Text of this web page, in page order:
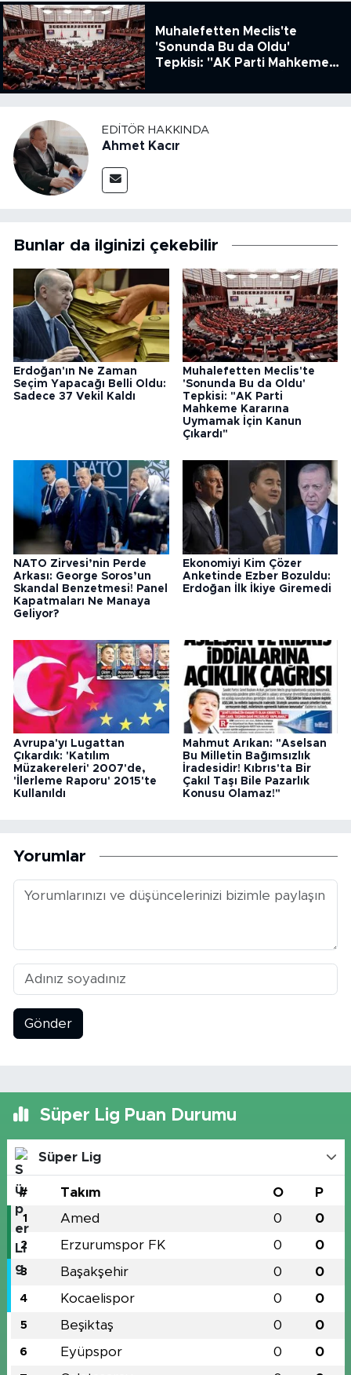
Muhalefetten Meclis'te
'Sonunda Bu da Oldu'
Tepkisi: "AK Parti Mahkeme
Kanun Çıkardı"
EDITÖR HAKKINDA
Ahmet Kacır
Bunlar da ilginizi çekebilir
Erdoğan'ın Ne Zaman
Seçim Yapacağı Belli Oldu:
Sadece 37 Vekil Kaldı
Muhalefetten Meclis'te
'Sonunda Bu da Oldu'
Tepkisi: "AK Parti
Mahkeme Kararına
Uymamak İçin Kanun
Çıkardı"
NATO Zirvesi’nin Perde
Arkası: George Soros’un
Skandal Benzetmesi! Panel
Kapatmaları Ne Manaya
Geliyor?
Ekonomiyi Kim Çözer
Anketinde Ezber Bozuldu:
Erdoğan İlk İkiye Giremedi
Avrupa'yı Lugattan
Çıkardık: 'Katılım
Müzakereleri' 2007'de,
'İlerleme Raporu' 2015'te
Kullanıldı
Mahmut Arıkan: "Aselsan
Bu Milletin Bağımsızlık
İradesidir! Kıbrıs'ta Bir
Çakıl Taşı Bile Pazarlık
Konusu Olamaz!"
Yorumlar
Gönder
Süper Lig Puan Durumu
Süper Lig
# Takım O P
1 Amed 0 0
2 Erzurumspor FK 0 0
3 Başakşehir 0 0
4 Kocaelispor 0 0
5 Beşiktaş 0 0
6 Eyüpspor 0 0